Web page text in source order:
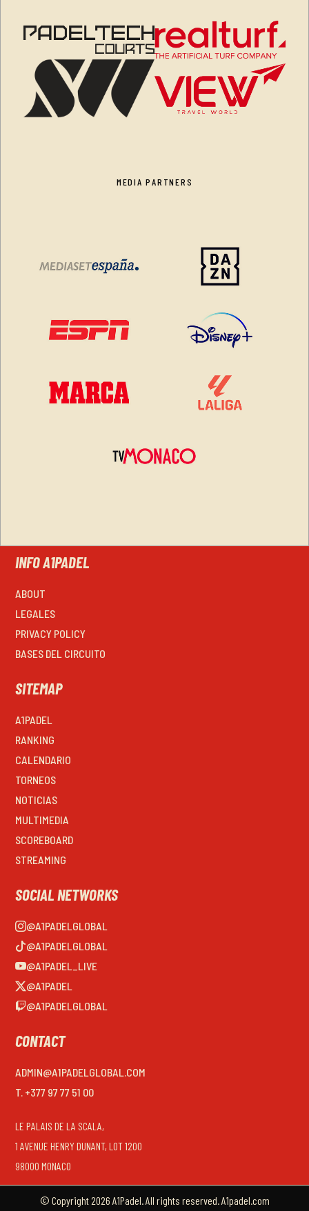
MEDIA PARTNERS
INFO A1PADEL
ABOUT
LEGALES
PRIVACY POLICY
BASES DEL CIRCUITO
SITEMAP
A1PADEL
RANKING
CALENDARIO
TORNEOS
NOTICIAS
MULTIMEDIA
SCOREBOARD
STREAMING
SOCIAL NETWORKS
@A1PADELGLOBAL
@A1PADELGLOBAL
@A1PADEL_LIVE
@A1PADEL
@A1PADELGLOBAL
CONTACT
ADMIN@A1PADELGLOBAL.COM
T. +377 97 77 51 00
LE PALAIS DE LA SCALA,
1 AVENUE HENRY DUNANT, LOT 1200
98000 MONACO
© Copyright 2026 A1Padel. All rights reserved. A1padel.com